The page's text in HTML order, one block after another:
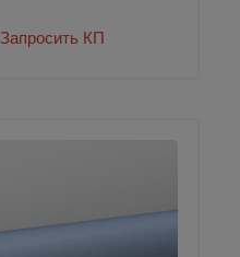
Запросить КП